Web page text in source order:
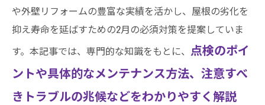
や外壁リフォームの豊富な実績を活かし、屋根の劣化を
抑え寿命を延ばすための2月の必須対策を提案していま
す。本記事では、専門的な知識をもとに、 点検のポイ
ントや具体的なメンテナンス方法、注意すべ
きトラブルの兆候などをわかりやすく解説